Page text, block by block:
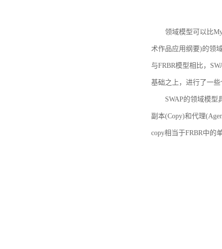
领域模型可以比
术作品应用纲要)的领
与FRBR模型相比，
基础之上，进行了一
SWAP的领域模型
副本(Copy)和代理
copy相当于FRBR中的